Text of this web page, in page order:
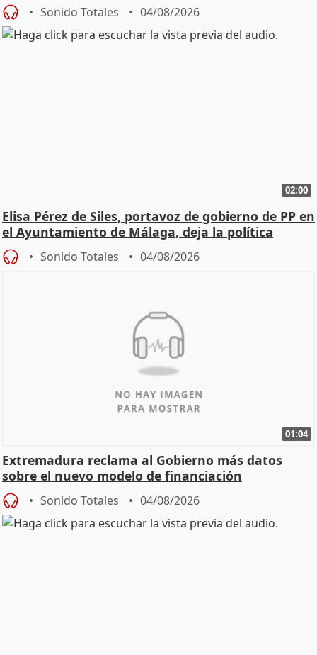
Sonido Totales 04/08/2026
02:00
Elisa Pérez de Siles, portavoz de gobierno de PP en
el Ayuntamiento de Málaga, deja la política
Sonido Totales 04/08/2026
01:04
Extremadura reclama al Gobierno más datos
sobre el nuevo modelo de financiación
Sonido Totales 04/08/2026